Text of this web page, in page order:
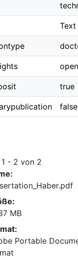
Text
true
false
1 - 2 von 2
MB
Portable